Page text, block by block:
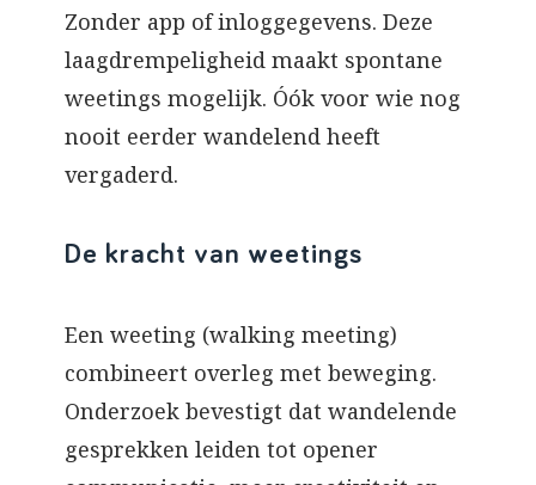
Zonder app of inloggegevens. Deze
laagdrempeligheid maakt spontane
weetings mogelijk. Óók voor wie nog
nooit eerder wandelend heeft
vergaderd.
De kracht van weetings
Een weeting (walking meeting)
combineert overleg met beweging.
Onderzoek bevestigt dat wandelende
gesprekken leiden tot opener